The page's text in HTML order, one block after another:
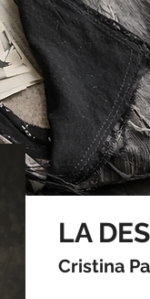
LA
Cristina